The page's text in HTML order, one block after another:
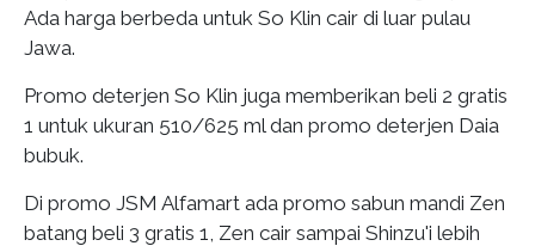
Ada harga berbeda untuk So Klin cair di luar pulau
Jawa.
Promo deterjen So Klin juga memberikan beli 2 gratis
1 untuk ukuran 510/625 ml dan promo deterjen Daia
bubuk.
Di promo JSM Alfamart ada promo sabun mandi Zen
batang beli 3 gratis 1, Zen cair sampai Shinzu'i lebih